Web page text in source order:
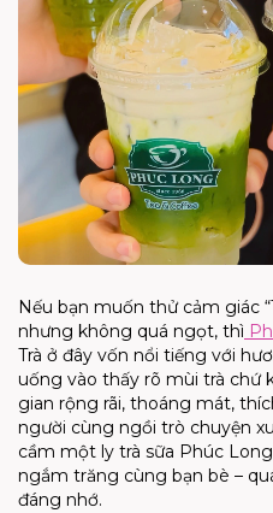
Nếu bạn muốn thử cảm giác
nhưng không quá ngọt, thì
Trà ở đây vốn nổi tiếng với
uống vào thấy rõ mùi trà chứ
gian rộng rãi, thoáng mát,
người cùng ngồi trò chuyện
cầm một ly trà sữa Phúc
ngắm trăng cùng bạn bè –
đáng nhớ.